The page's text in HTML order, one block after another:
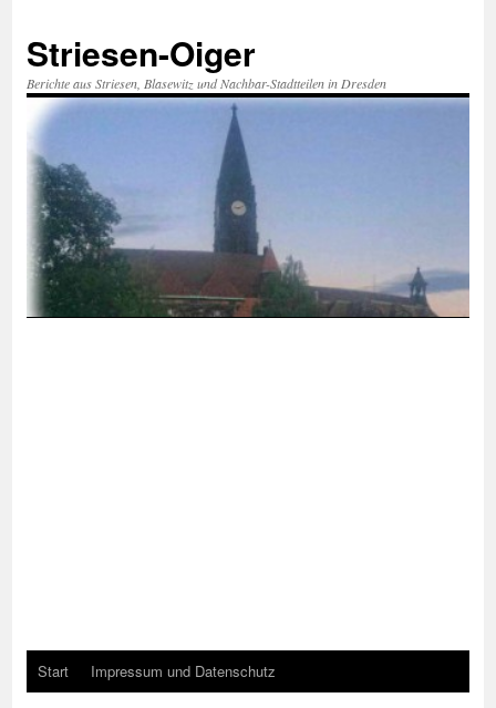
springen
Striesen-Oiger
Berichte aus Striesen, Blasewitz und Nachbar-Stadtteilen in Dresden
Start Impressum und Datenschutz